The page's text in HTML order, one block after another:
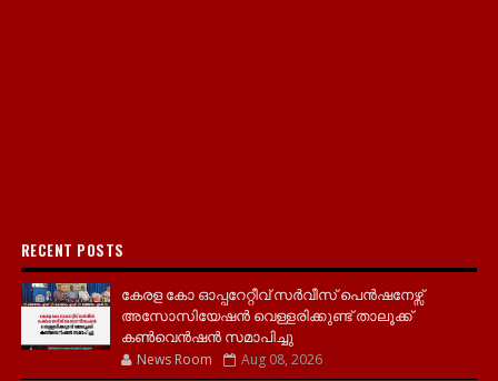
RECENT POSTS
കേരള കോ ഓപ്പറേറ്റീവ് സർവീസ് പെൻഷനേഴ്സ്
അസോസിയേഷൻ വെള്ളരിക്കുണ്ട് താലൂക്ക്
കൺവെൻഷൻ സമാപിച്ചു
News Room Aug 08, 2026